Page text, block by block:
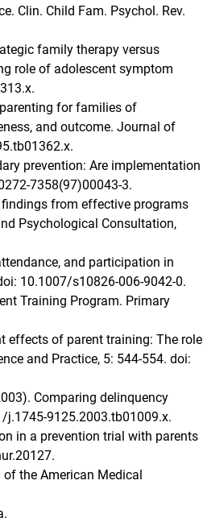
Clin. Child Fam. Psychol. Rev.
family therapy versus
role of adolescent symptom
for families of
and outcome. Journal of
prevention: Are implementation
7358(97)00043-3.
findings from effective programs
Psychological Consultation,
and participation in
10.1007/s10826-006-9042-0.
Training Program. Primary
effects of parent training: The role
and Practice, 5: 544-554. doi:
Comparing delinquency
j.1745-9125.2003.tb01009.x.
in a prevention trial with parents
the American Medical